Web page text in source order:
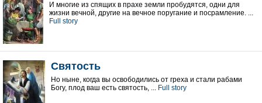
И многие из спящих в прахе земли пробудятся, одни для
жизни вечной, другие на вечное поругание и посрамление. ...
Full story
Святость
Но ныне, когда вы освободились от греха и стали рабами
Богу, плод ваш есть святость, ... Full story